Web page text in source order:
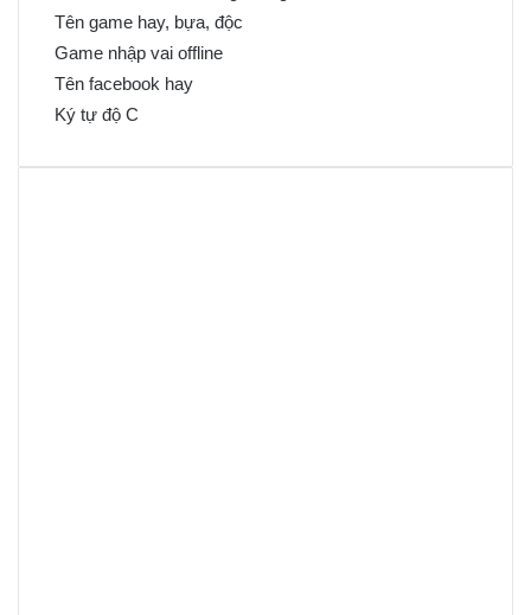
Tên game hay, bựa, độc
Game nhập vai offline
Tên facebook hay
Ký tự độ C